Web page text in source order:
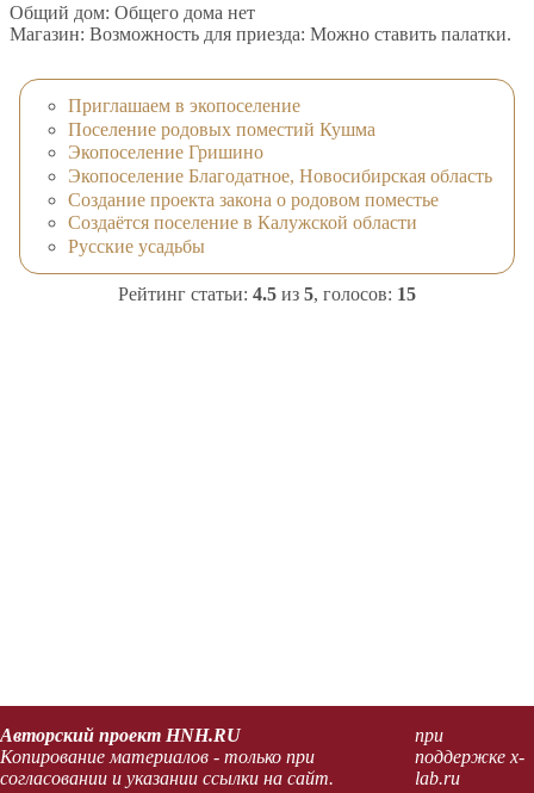
Общий дом: Общего дома нет
Магазин: Возможность для приезда: Можно ставить палатки.
Приглашаем в экопоселение
Поселение родовых поместий Кушма
Экопоселение Гришино
Экопоселение Благодатное, Новосибирская область
Создание проекта закона о родовом поместье
Создаётся поселение в Калужской области
Русские усадьбы
Рейтинг статьи: 4.5 из 5, голосов: 15
Авторский проект HNH.RU
Копирование материалов - только при
согласовании и указании ссылки на сайт.
при
поддержке x-
lab.ru